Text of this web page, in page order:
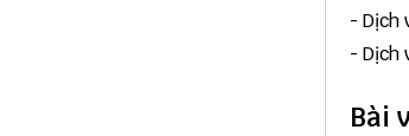
- Dịch
- Dịch
Bài